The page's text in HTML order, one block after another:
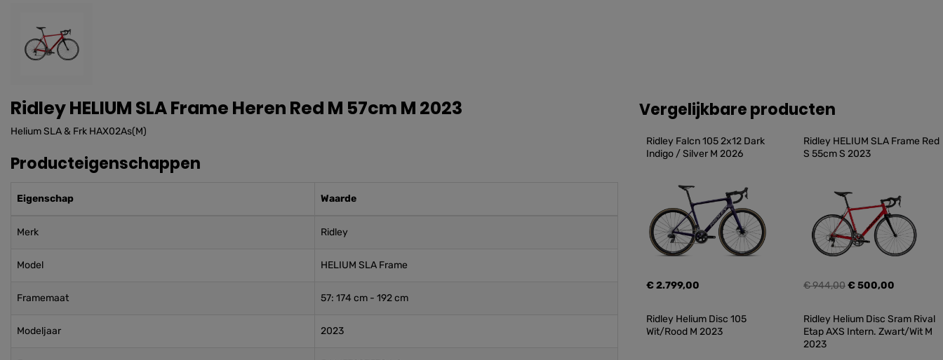
Ridley HELIUM SLA Frame Heren Red M 57cm M 2023
Helium SLA & Frk HAX02As(M)
Producteigenschappen
Eigenschap Waarde
Merk Ridley
Model HELIUM SLA Frame
Framemaat 57: 174 cm - 192 cm
Modeljaar 2023
Vergelijkbare producten
Ridley Falcn 105 2x12 Dark
Indigo / Silver M 2026
€ 2.799,00
Ridley HELIUM SLA Frame Red
S 55cm S 2023
€ 944,00€ 500,00
Ridley Helium Disc 105
Wit/Rood M 2023
Ridley Helium Disc Sram Rival
Etap AXS Intern. Zwart/Wit M
2023